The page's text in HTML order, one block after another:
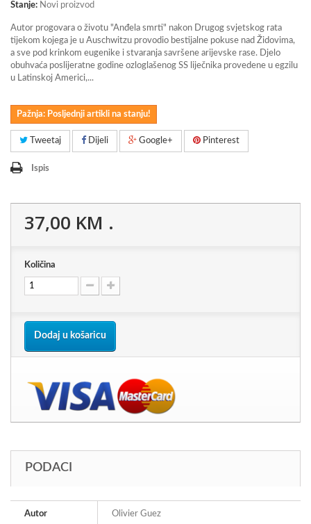
Stanje: Novi proizvod
Autor progovara o životu "Anđela smrti" nakon Drugog svjetskog rata
tijekom kojega je u Auschwitzu provodio bestijalne pokuse nad Židovima,
a sve pod krinkom eugenike i stvaranja savršene arijevske rase. Djelo
obuhvaća poslijeratne godine ozloglašenog SS liječnika provedene u egzilu
u Latinskoj Americi,...
Pažnja: Posljednji artikli na stanju!
Tweetaj Dijeli Google+ Pinterest
Ispis
37,00 KM .
Količina
Dodaj u košaricu
PODACI
Autor Olivier Guez